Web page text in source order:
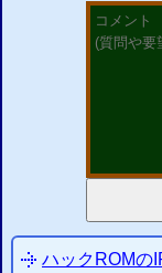
ハックROMの